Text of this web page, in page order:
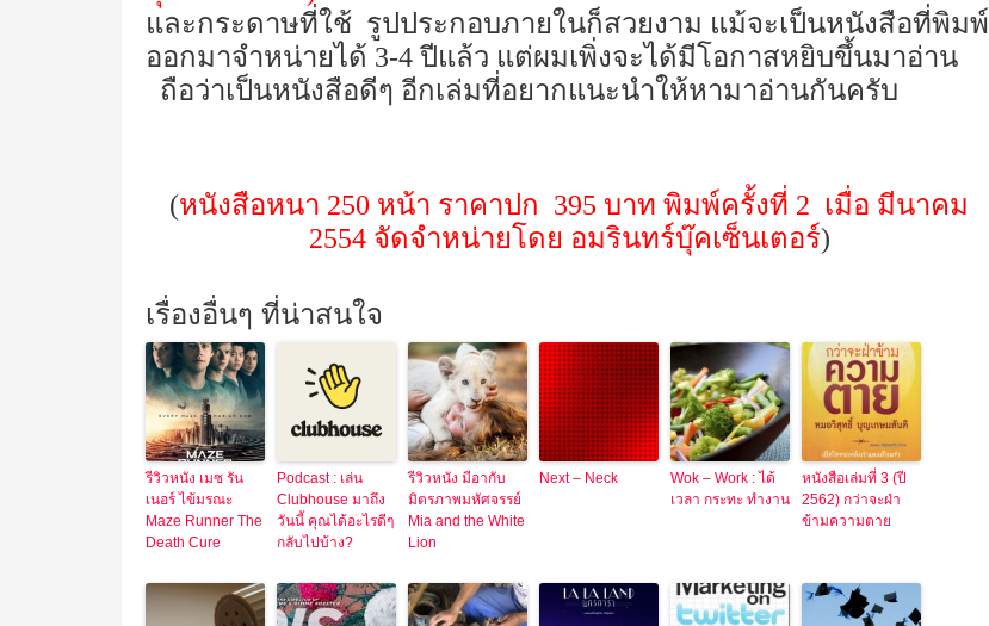
และกระดาษที่ใช้ รูปประกอบภายในก็สวยงาม แม้จะเป็นหนังสือที่พิมพ์
ออกมาจำหน่ายได้ 3-4 ปีแล้ว แต่ผมเพิ่งจะได้มีโอกาสหยิบขึ้นมาอ่าน
ถือว่าเป็นหนังสือดีๆ อีกเล่มที่อยากแนะนำให้หามาอ่านกันครับ
(หนังสือหนา 250 หน้า ราคาปก 395 บาท พิมพ์ครั้งที่ 2 เมื่อ มีนาคม
2554 จัดจำหน่ายโดย อมรินทร์บุ๊คเซ็นเตอร์)
เรื่องอื่นๆ ที่น่าสนใจ
รีวิวหนัง เมซ รัน
เนอร์ ไข้มรณะ
Maze Runner The
Death Cure
Podcast : เล่น
Clubhouse มาถึง
วันนี้ คุณได้อะไรดีๆ
กลับไปบ้าง?
รีวิวหนัง มีอากับ
มิตรภาพมหัศจรรย์
Mia and the White
Lion
Next – Neck
Wok – Work : ได้
เวลา กระทะ ทำงาน
หนังสือเล่มที่ 3 (ปี
2562) กว่าจะฝ่า
ข้ามความตาย